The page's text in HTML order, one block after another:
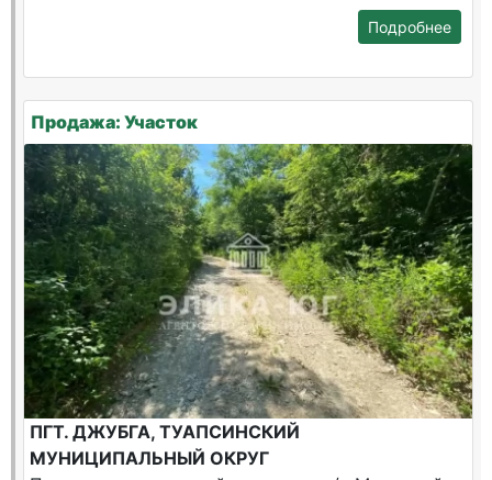
Подробнее
Продажа: Участок
ПГТ. ДЖУБГА, ТУАПСИНСКИЙ
МУНИЦИПАЛЬНЫЙ ОКРУГ